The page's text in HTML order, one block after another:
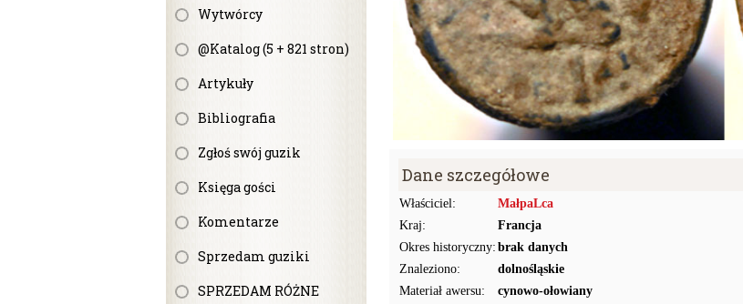
Wytwórcy
@Katalog (5 + 821 stron)
Artykuły
Bibliografia
Zgłoś swój guzik
Księga gości
Komentarze
Sprzedam guziki
SPRZEDAM RÓŻNE
Dane szczegółowe
Właściciel:
MałpaLca
Kraj:
Francja
Okres historyczny: brak danych
Znaleziono:
dolnośląskie
Materiał awersu:
cynowo-ołowiany